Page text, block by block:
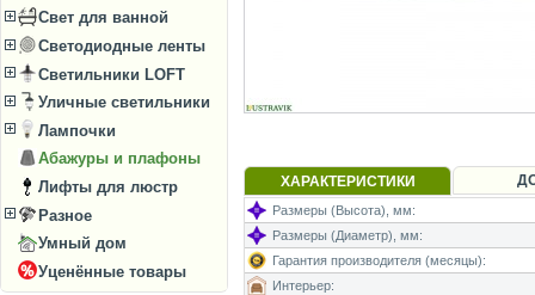
Свет для ванной
Светодиодные ленты
Светильники LOFT
Уличные светильники
Лампочки
Абажуры и плафоны
Лифты для люстр
Разное
Умный дом
Уценённые товары
ХАРАКТЕРИСТИКИ
Размеры (Высота), мм:
Размеры (Диаметр), мм:
Гарантия производителя (месяцы):
Интерьер: